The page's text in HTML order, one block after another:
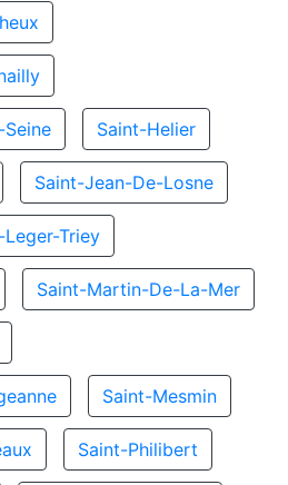
Saint-Helier
Saint-Jean-De-Losne
Leger-Triey
Saint-Martin-De-La-Mer
Saint-Mesmin
Saint-Philibert